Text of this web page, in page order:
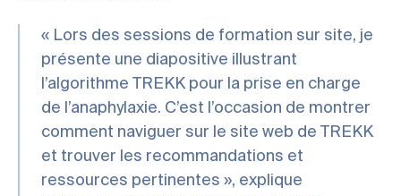
« Lors des sessions de formation sur site, je
présente une diapositive illustrant
l’algorithme TREKK pour la prise en charge
de l’anaphylaxie. C’est l’occasion de montrer
comment naviguer sur le site web de TREKK
et trouver les recommandations et
ressources pertinentes », explique